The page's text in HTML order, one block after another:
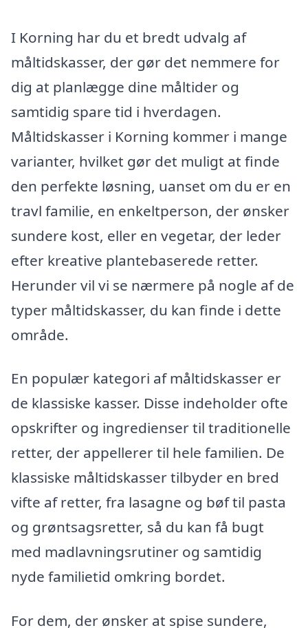
I Korning har du et bredt udvalg af
måltidskasser, der gør det nemmere for
dig at planlægge dine måltider og
samtidig spare tid i hverdagen.
Måltidskasser i Korning kommer i mange
varianter, hvilket gør det muligt at finde
den perfekte løsning, uanset om du er en
travl familie, en enkeltperson, der ønsker
sundere kost, eller en vegetar, der leder
efter kreative plantebaserede retter.
Herunder vil vi se nærmere på nogle af de
typer måltidskasser, du kan finde i dette
område.
En populær kategori af måltidskasser er
de klassiske kasser. Disse indeholder ofte
opskrifter og ingredienser til traditionelle
retter, der appellerer til hele familien. De
klassiske måltidskasser tilbyder en bred
vifte af retter, fra lasagne og bøf til pasta
og grøntsagsretter, så du kan få bugt
med madlavningsrutiner og samtidig
nyde familietid omkring bordet.
For dem, der ønsker at spise sundere,